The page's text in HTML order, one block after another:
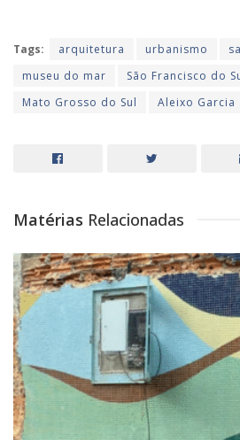
Tags: arquitetura urbanismo
museu do mar
São Francisco do
Mato Grosso do Sul
Aleixo Garcia
Matérias Relacionadas